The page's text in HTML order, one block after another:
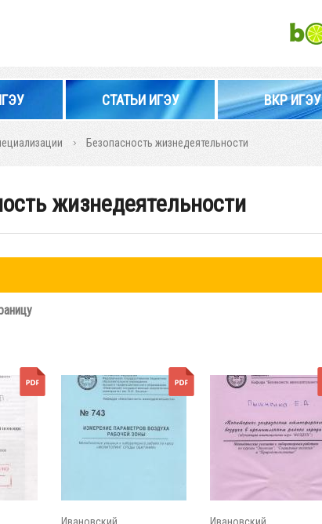
СТАТЬИ ИГЭУ ВКР ИГЭУ
Безопасность жизнедеятельности
жизнедеятельности